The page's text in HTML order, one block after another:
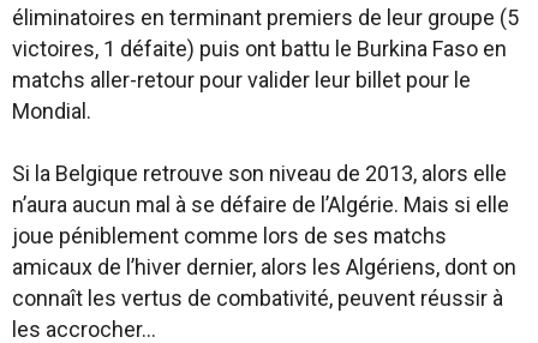
éliminatoires en terminant premiers de leur groupe (5
victoires, 1 défaite) puis ont battu le Burkina Faso en
matchs aller-retour pour valider leur billet pour le
Mondial.
Si la Belgique retrouve son niveau de 2013, alors elle
n’aura aucun mal à se défaire de l’Algérie. Mais si elle
joue péniblement comme lors de ses matchs
amicaux de l’hiver dernier, alors les Algériens, dont on
connaît les vertus de combativité, peuvent réussir à
les accrocher…